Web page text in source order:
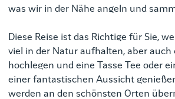
was wir in der Nähe angeln und
Diese Reise ist das Richtige für Sie,
viel in der Natur aufhalten, aber auch
hochlegen und eine Tasse Tee oder
einer fantastischen Aussicht
werden an den schönsten Orten